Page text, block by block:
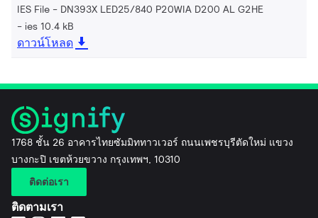
IES File - DN393X LED25/840 P20WIA D200 AL G2HE
ies 10.4 kB
ดาวน์โหลด
1768 ชั้น 26 อาคารไทยซัมมิททาวเวอร์ ถนนเพชรบุรีตัดใหม่ แขวง
บางกะปิ เขตห้วยขวาง กรุงเทพฯ, 10310
ติดต่อเรา
ติดตามเรา